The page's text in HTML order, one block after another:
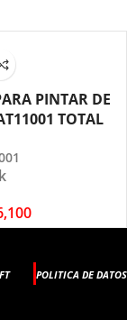
PINTAR DE
TOTAL
POLITICA DE DATOS